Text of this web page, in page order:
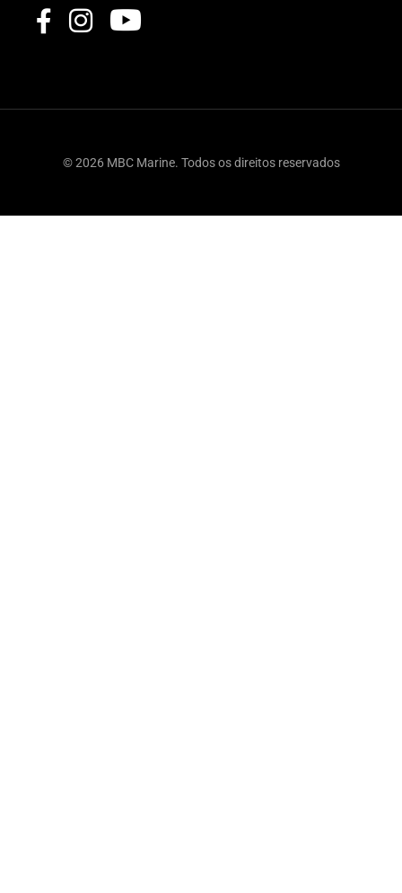
© 2026 MBC Marine. Todos os direitos reservados